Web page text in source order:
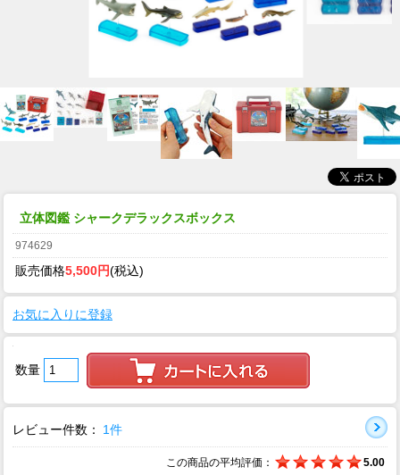
立体図鑑 シャークデラックスボックス
974629
販売価格5,500円(税込)
お気に入りに登録
数量
レビュー件数： 1件
この商品の平均評価： 5.00